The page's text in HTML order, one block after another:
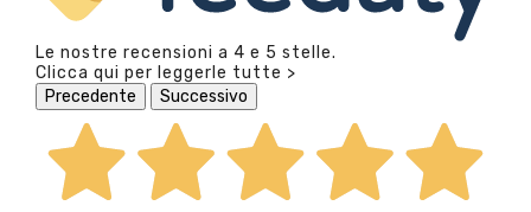
Le nostre recensioni a 4 e 5 stelle.
Clicca qui per leggerle tutte >
Precedente
Successivo